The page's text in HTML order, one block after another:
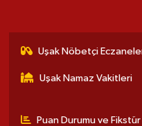
Uşak Nöbetçi
Uşak Namaz Vakitleri
Puan Durumu ve Fikstür